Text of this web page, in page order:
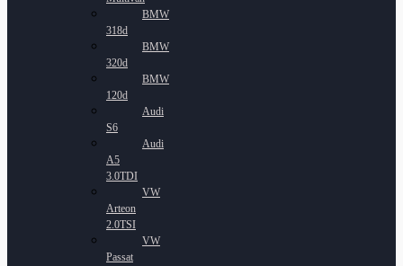
BMW
318d
BMW
320d
BMW
120d
Audi
S6
Audi
A5
3.0TDI
VW
Arteon
2.0TSI
VW
Passat